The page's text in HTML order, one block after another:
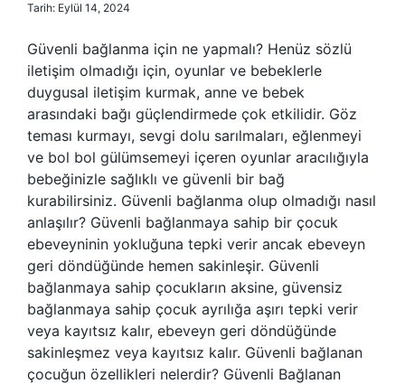
Tarih: Eylül 14, 2024
Güvenli bağlanma için ne yapmalı? Henüz sözlü
iletişim olmadığı için, oyunlar ve bebeklerle
duygusal iletişim kurmak, anne ve bebek
arasındaki bağı güçlendirmede çok etkilidir. Göz
teması kurmayı, sevgi dolu sarılmaları, eğlenmeyi
ve bol bol gülümsemeyi içeren oyunlar aracılığıyla
bebeğinizle sağlıklı ve güvenli bir bağ
kurabilirsiniz. Güvenli bağlanma olup olmadığı nasıl
anlaşılır? Güvenli bağlanmaya sahip bir çocuk
ebeveyninin yokluğuna tepki verir ancak ebeveyn
geri döndüğünde hemen sakinleşir. Güvenli
bağlanmaya sahip çocukların aksine, güvensiz
bağlanmaya sahip çocuk ayrılığa aşırı tepki verir
veya kayıtsız kalır, ebeveyn geri döndüğünde
sakinleşmez veya kayıtsız kalır. Güvenli bağlanan
çocuğun özellikleri nelerdir? Güvenli Bağlanan